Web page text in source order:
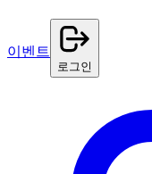
이벤트
로그인